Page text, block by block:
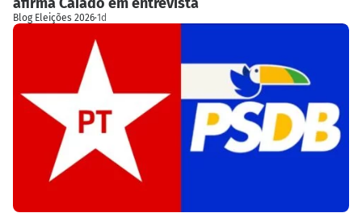
Blog Eleições 2026·1d